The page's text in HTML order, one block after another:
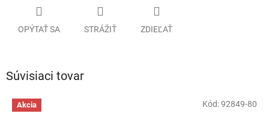
OPÝTAŤ SA STRÁŽIŤ ZDIEĽAŤ
Súvisiaci tovar
Akcia Kód:92849-80